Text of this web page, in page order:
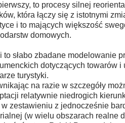
to procesy silnej
która łączy się z istotnymi
i to mających większość
domowych.
to słabo zbadane modelowanie
dotyczących towarów i
turystyki.
na razie w szczegóły
relatywnie niedrogich
zestawieniu z jednocześnie
(w wielu obszarach realne